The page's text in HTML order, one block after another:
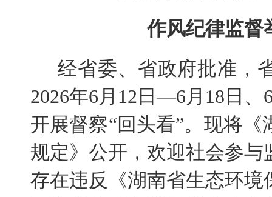
作风纪律监督
经省委、省政府批准，
2026年6月12日—6月18日
开展督察“回头看”。现将
规定》公开，欢迎社会参
存在违反《湖南省生态环